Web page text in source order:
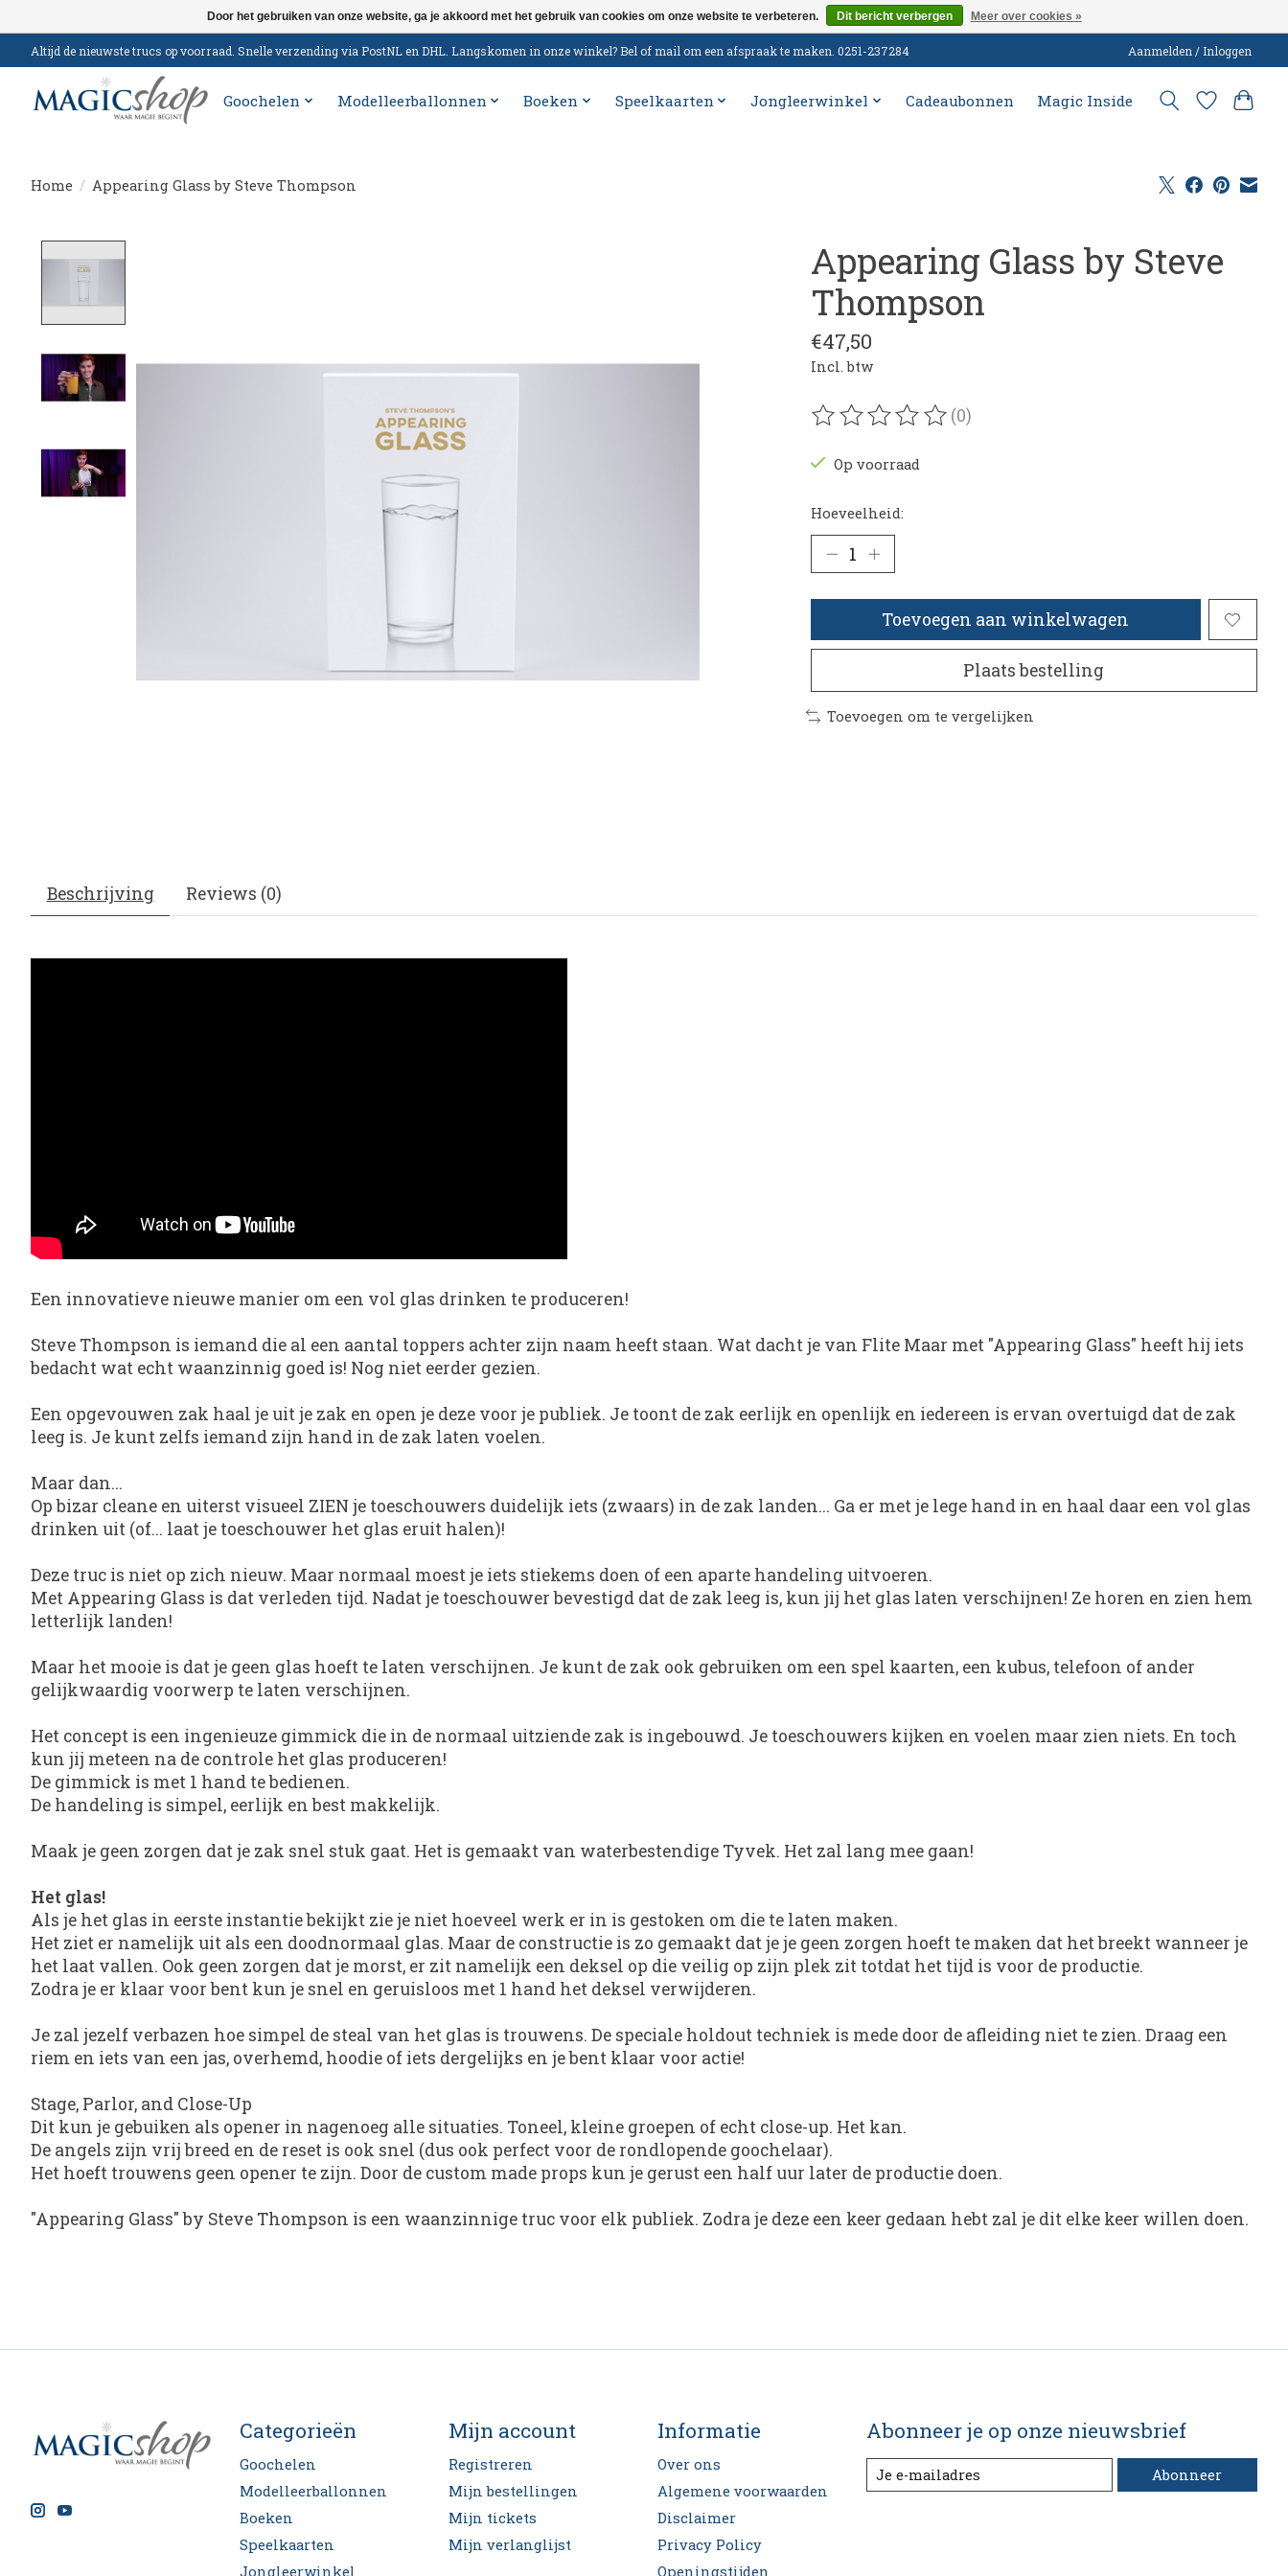
Altijd de nieuwste trucs op voorraad. Snelle verzending via PostNL en DHL. Langskomen in onze winkel? Bel of mail om een afspraak te maken. 0251-237284 Aanmelden / Inloggen
Goochelen Modelleerballonnen Boeken Speelkaarten Jongleerwinkel Cadeaubonnen Magic Inside
Home / Appearing Glass by Steve Thompson
Appearing Glass by Steve
Thompson
€47,50
Incl. btw
De beoordeling van dit product is
(0)
Op voorraad
Hoeveelheid:
Toevoegen aan winkelwagen
Plaats bestelling
Toevoegen om te vergelijken
Beschrijving Reviews (0)
Een innovatieve nieuwe manier om een vol glas drinken te produceren!
Steve Thompson is iemand die al een aantal toppers achter zijn naam heeft staan. Wat dacht je van Flite Maar met "Appearing Glass" heeft hij iets
bedacht wat echt waanzinnig goed is! Nog niet eerder gezien.
Een opgevouwen zak haal je uit je zak en open je deze voor je publiek. Je toont de zak eerlijk en openlijk en iedereen is ervan overtuigd dat de zak
leeg is. Je kunt zelfs iemand zijn hand in de zak laten voelen.
Maar dan...
Op bizar cleane en uiterst visueel ZIEN je toeschouwers duidelijk iets (zwaars) in de zak landen... Ga er met je lege hand in en haal daar een vol glas
drinken uit (of... laat je toeschouwer het glas eruit halen)!
Deze truc is niet op zich nieuw. Maar normaal moest je iets stiekems doen of een aparte handeling uitvoeren.
Met Appearing Glass is dat verleden tijd. Nadat je toeschouwer bevestigd dat de zak leeg is, kun jij het glas laten verschijnen! Ze horen en zien hem
letterlijk landen!
Maar het mooie is dat je geen glas hoeft te laten verschijnen. Je kunt de zak ook gebruiken om een spel kaarten, een kubus, telefoon of ander
gelijkwaardig voorwerp te laten verschijnen.
Het concept is een ingenieuze gimmick die in de normaal uitziende zak is ingebouwd. Je toeschouwers kijken en voelen maar zien niets. En toch
kun jij meteen na de controle het glas produceren!
De gimmick is met 1 hand te bedienen.
De handeling is simpel, eerlijk en best makkelijk.
Maak je geen zorgen dat je zak snel stuk gaat. Het is gemaakt van waterbestendige Tyvek. Het zal lang mee gaan!
Het glas!
Als je het glas in eerste instantie bekijkt zie je niet hoeveel werk er in is gestoken om die te laten maken.
Het ziet er namelijk uit als een doodnormaal glas. Maar de constructie is zo gemaakt dat je je geen zorgen hoeft te maken dat het breekt wanneer je
het laat vallen. Ook geen zorgen dat je morst, er zit namelijk een deksel op die veilig op zijn plek zit totdat het tijd is voor de productie.
Zodra je er klaar voor bent kun je snel en geruisloos met 1 hand het deksel verwijderen.
Je zal jezelf verbazen hoe simpel de steal van het glas is trouwens. De speciale holdout techniek is mede door de afleiding niet te zien. Draag een
riem en iets van een jas, overhemd, hoodie of iets dergelijks en je bent klaar voor actie!
Stage, Parlor, and Close-Up
Dit kun je gebuiken als opener in nagenoeg alle situaties. Toneel, kleine groepen of echt close-up. Het kan.
De angels zijn vrij breed en de reset is ook snel (dus ook perfect voor de rondlopende goochelaar).
Het hoeft trouwens geen opener te zijn. Door de custom made props kun je gerust een half uur later de productie doen.
"Appearing Glass" by Steve Thompson is een waanzinnige truc voor elk publiek. Zodra je deze een keer gedaan hebt zal je dit elke keer willen doen.
Categorieën
Goochelen
Modelleerballonnen
Boeken
Speelkaarten
Jongleerwinkel
Mijn account
Registreren
Mijn bestellingen
Mijn tickets
Mijn verlanglijst
Informatie
Over ons
Algemene voorwaarden
Disclaimer
Privacy Policy
Openingstijden
Abonneer je op onze nieuwsbrief
Abonneer
Door het gebruiken van onze website, ga je akkoord met het gebruik van cookies om onze website te verbeteren. Dit bericht verbergen Meer over cookies »